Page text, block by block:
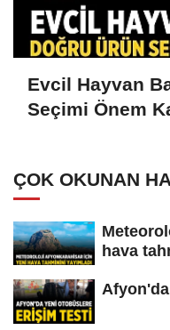
Evcil Hayvan
Seçimi Önem
ÇOK OKUNAN
hava